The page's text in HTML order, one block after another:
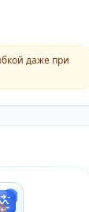
даже при